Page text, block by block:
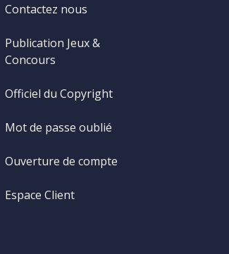
Contactez nous
Publication Jeux &
Concours
Officiel du Copyright
Mot de passe oublié
Ouverture de compte
Espace Client